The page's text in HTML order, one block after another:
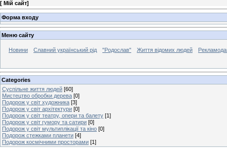
[ Мій сайт]
Форма входу
Меню сайту
Новини Славний український рід "Родослав" Життя відомих людей
Categories
Суспільне життя людей [60]
Мистецтво обробки дерева [0]
Подорож у світ художника [3]
Подорож у світ архітектури [0]
Подорож у світ театру, опери та балету [1]
Подорож у світ гумору та сатири [0]
Подорож у світ мультиплікації та кіно [0]
Подорож стежками планети [4]
Подорож космічними просторами [1]